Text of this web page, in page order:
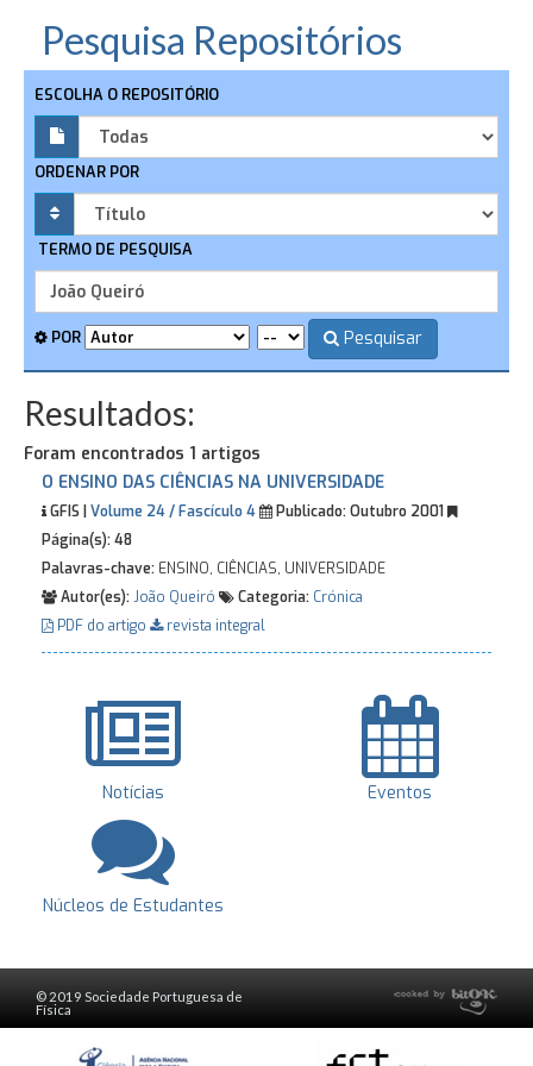
Pesquisa Repositórios
ESCOLHA O REPOSITÓRIO
ORDENAR POR
TERMO DE PESQUISA
POR Pesquisar
Resultados:
Foram encontrados 1 artigos
O ENSINO DAS CIÊNCIAS NA UNIVERSIDADE
GFIS | Volume 24 / Fascículo 4 Publicado:Outubro 2001
Página(s):48
Palavras-chave: ENSINO, CIÊNCIAS, UNIVERSIDADE
Autor(es):João Queiró Categoria: Crónica
PDF do artigo
revista integral
Notícias Eventos
Núcleos de Estudantes
© 2019 Sociedade Portuguesa de
Física